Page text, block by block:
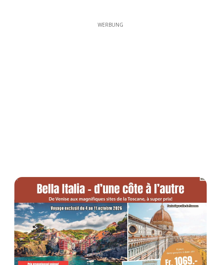
WERBUNG